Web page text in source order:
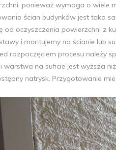
ponieważ wymaga o wiele
ścian budynków jest taka
od oczyszczenia powierzchni z
i montujemy na ścianie lub
rozpoczęciem procesu należy
warstwa na suficie jest wyższa
natrysk. Przygotowanie